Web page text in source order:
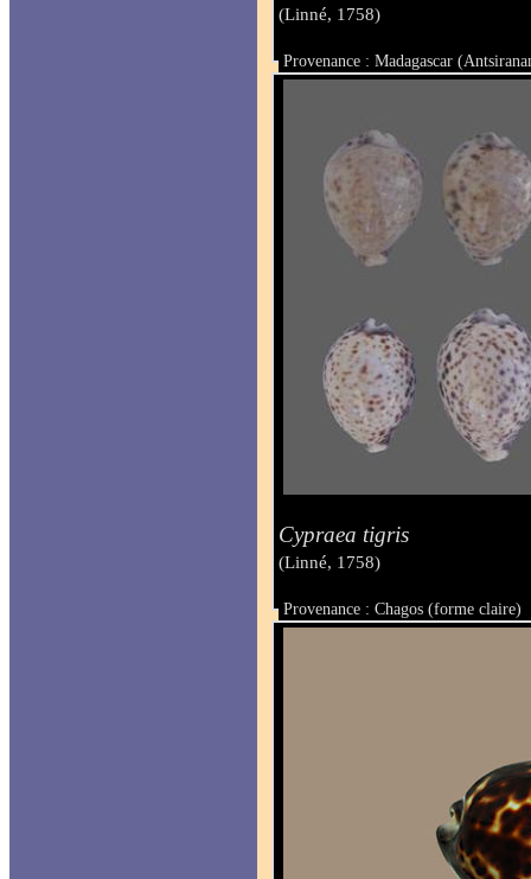
(Linné, 1758)
Provenance : Madagascar
Taille : 84.4 mm
Cypraea tigris
(Linné, 1758)
Provenance : Chagos (forme claire)
Taille : de 83 à 97 mm